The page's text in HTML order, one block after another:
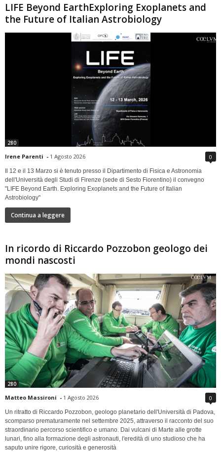
LIFE Beyond EarthExploring Exoplanets and
the Future of Italian Astrobiology
280
Irene Parenti - 1 Agosto 2026 0
Il 12 e il 13 Marzo si è tenuto presso il Dipartimento di Fisica e Astronomia
dell'Università degli Studi di Firenze (sede di Sesto Fiorentino) il convegno
"LIFE Beyond Earth. Exploring Exoplanets and the Future of Italian
Astrobiology"
Continua a leggere
In ricordo di Riccardo Pozzobon geologo dei
mondi nascosti
280
Matteo Massironi - 1 Agosto 2026 0
Un ritratto di Riccardo Pozzobon, geologo planetario dell'Università di Padova,
scomparso prematuramente nel settembre 2025, attraverso il racconto del suo
straordinario percorso scientifico e umano. Dai vulcani di Marte alle grotte
lunari, fino alla formazione degli astronauti, l'eredità di uno studioso che ha
saputo unire rigore, curiosità e generosità